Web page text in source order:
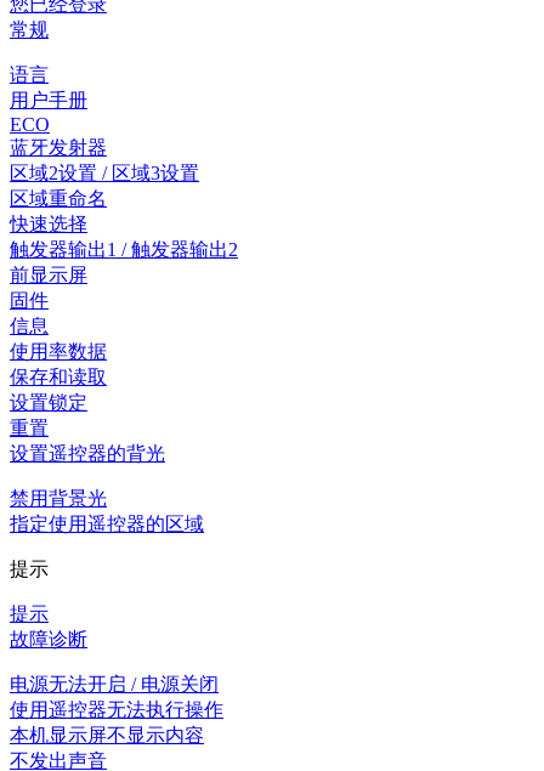
您已经登录
常规
语言
用户手册
ECO
蓝牙发射器
区域2设置 / 区域3设置
区域重命名
快速选择
触发器输出1 / 触发器输出2
前显示屏
固件
信息
使用率数据
保存和读取
设置锁定
重置
设置遥控器的背光
禁用背景光
指定使用遥控器的区域
提示
提示
故障诊断
电源无法开启 / 电源关闭
使用遥控器无法执行操作
本机显示屏不显示内容
不发出声音